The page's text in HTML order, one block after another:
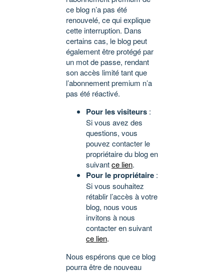
ce blog n’a pas été
renouvelé, ce qui explique
cette interruption. Dans
certains cas, le blog peut
également être protégé par
un mot de passe, rendant
son accès limité tant que
l’abonnement premium n’a
pas été réactivé.
Pour les visiteurs :
Si vous avez des
questions, vous
pouvez contacter le
propriétaire du blog en
suivantce lien.
Pour le propriétaire :
Si vous souhaitez
rétablir l’accès à votre
blog, nous vous
invitons à nous
contacter en suivant
ce lien.
Nous espérons que ce blog
pourra être de nouveau